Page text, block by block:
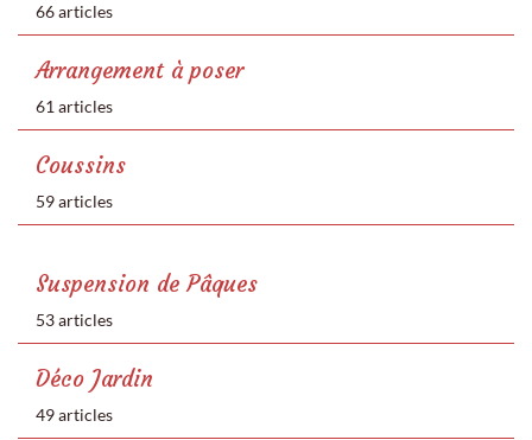
66 articles
Arrangement à poser
61 articles
Coussins
59 articles
Suspension de Pâques
53 articles
Déco Jardin
49 articles